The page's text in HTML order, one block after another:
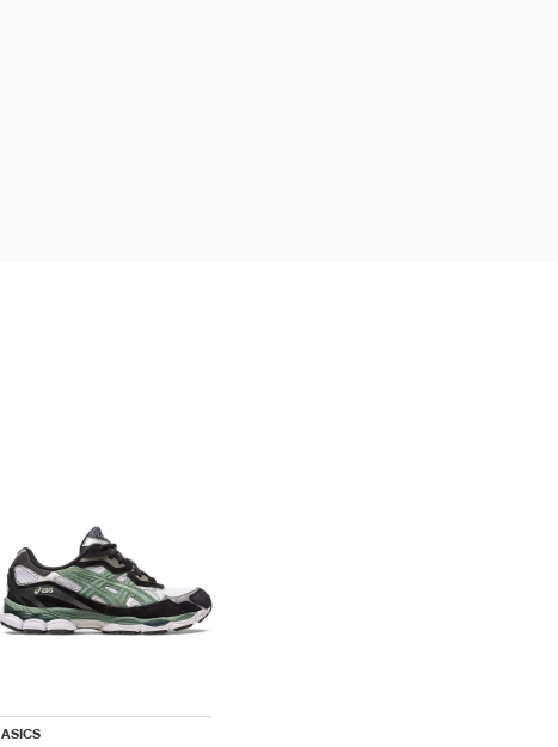
ASICS